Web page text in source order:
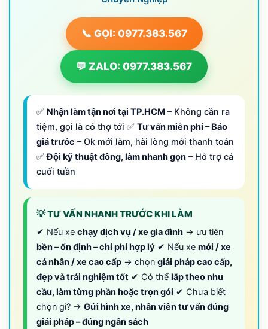
📞 GỌI: 0977.383.567
💬 ZALO: 0977.383.567
✅ Nhận làm tận nơi tại TP.HCM – Không cần ra
tiệm, gọi là có thợ tới ✅ Tư vấn miễn phí – Báo
giá trước – Ok mới làm, hài lòng mới thanh toán
✅Đội kỹ thuật đông, làm nhanh gọn – Hỗ trợ cả
cuối tuần
💡 TƯ VẤN NHANH TRƯỚC KHI LÀM
✔ Nếu xe chạy dịch vụ / xe gia đình → ưu tiên
bền – ổn định – chi phí hợp lý ✔ Nếu xe mới / xe
cá nhân / xe cao cấp → chọn giải pháp cao cấp,
đẹp và trải nghiệm tốt ✔ Có thể lắp theo nhu
cầu, làm từng phần hoặc trọn gói ✔ Chưa biết
chọn gì? → Gửi hình xe, nhân viên tư vấn đúng
giải pháp – đúng ngân sách